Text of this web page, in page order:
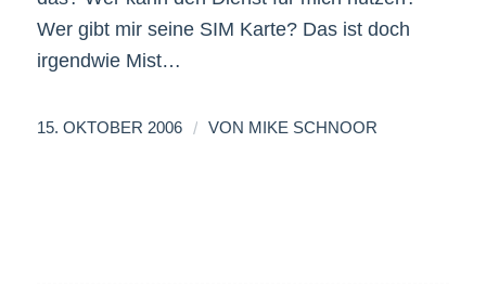
Wer gibt mir seine SIM Karte? Das ist doch
irgendwie Mist…
15. OKTOBER 2006 / VON MIKE SCHNOOR